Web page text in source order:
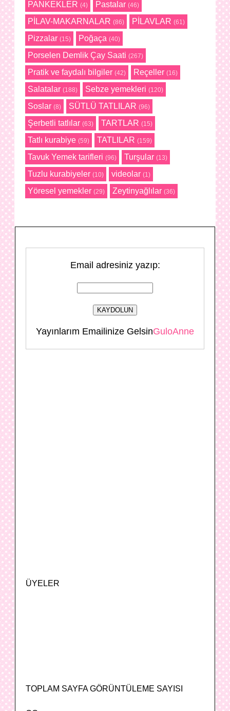
PANKEKLER (4) Pastalar (46)
PİLAV-MAKARNALAR (86) PİLAVLAR (61)
Pizzalar (15) Poğaça (40)
Porselen Demlik Çay Saati (267)
Pratik ve faydalı bilgiler (42) Reçeller (16)
Salatalar (188) Sebze yemekleri (120)
Soslar (8) SÜTLÜ TATLILAR (96)
Şerbetli tatlılar (63) TARTLAR (15)
Tatlı kurabiye (59) TATLILAR (159)
Tavuk Yemek tarifleri (96) Turşular (13)
Tuzlu kurabiyeler (10) videolar (1)
Yöresel yemekler (29) Zeytinyağlılar (36)
Email adresiniz yazıp:
Yayınlarım Emailinize GelsinGuloAnne
ÜYELER
TOPLAM SAYFA GÖRÜNTÜLEME SAYISI